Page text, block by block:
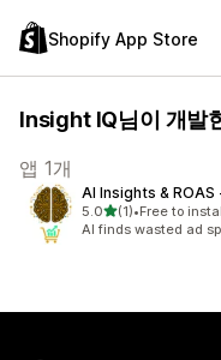
Shopify App Store
Insight IQ님이 개발
앱 1개
AI Insights & ROAS
5.0별 5개 중
(1)
총 리뷰 1개
•Free to
AI finds wasted ad